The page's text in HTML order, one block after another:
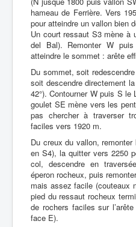
hameau de Ferrière. Vers
pour atteindre un vallon bien
Un court ressaut S3 mène à
del Bal). Remonter W
atteindre le sommet : arête
Du sommet, soit
soit descendre directement
42°). Contourner W puis S le
goulet SE mène vers les
pas chercher à traverser
faciles vers 1920 m.
Du creux du vallon,
en S4), la quitter vers 2250
col, descendre en
éperon rocheux, puis
mais assez facile (couteaux
pied du ressaut rocheux
de rochers faciles sur
face E).